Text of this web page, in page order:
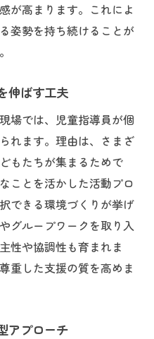
が高まります。これによ
姿勢を持ち続けることが
伸ばす工夫
場では、児童指導員が個
れます。理由は、さまざ
もたちが集まるためで
ことを活かした活動プロ
できる環境づくりが挙げ
グループワークを取り入
性や協調性も育まれま
重した支援の質を高めま
アプローチ